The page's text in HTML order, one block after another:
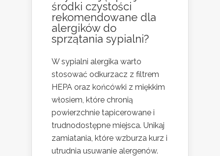
środki czystości
rekomendowane dla
alergików do
sprzątania sypialni?
W sypialni alergika warto
stosować odkurzacz z filtrem
HEPA oraz końcówki z miękkim
włosiem, które chronią
powierzchnie tapicerowane i
trudnodostępne miejsca. Unikaj
zamiatania, które wzburza kurz i
utrudnia usuwanie alergenów.